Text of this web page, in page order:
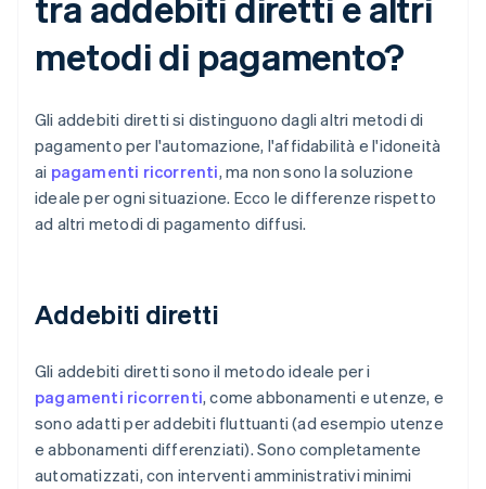
metodi di pagamento?
Gli addebiti diretti si distinguono dagli altri metodi di
pagamento per l'automazione, l'affidabilità e l'idoneità
ai pagamenti ricorrenti, ma non sono la soluzione
ideale per ogni situazione. Ecco le differenze rispetto
ad altri metodi di pagamento diffusi.
Addebiti diretti
Gli addebiti diretti sono il metodo ideale per i
pagamenti ricorrenti, come abbonamenti e utenze, e
sono adatti per addebiti fluttuanti (ad esempio utenze
e abbonamenti differenziati). Sono completamente
automatizzati, con interventi amministrativi minimi